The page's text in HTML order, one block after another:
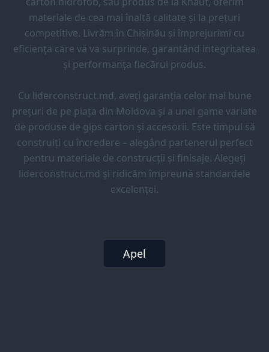
materiale de cea mai înaltă calitate și la prețuri
competitive. Livrăm în Chișinău și împrejurimi cu
eficiența care vă va surprinde, garantând integritatea
și performanța fiecărui produs.
Cu liderconstruct.md, aveți garanția celor mai bune
prețuri de pe piața din Moldova și a unei game variate
de produse de gips carton și accesorii. Este timpul să
construiți cu încredere – alegând partenerul perfect
pentru materiale de construcții și finisaje. Alegeți
liderconstruct.md și ridicăm împreună standardele
excelenței.
Apel